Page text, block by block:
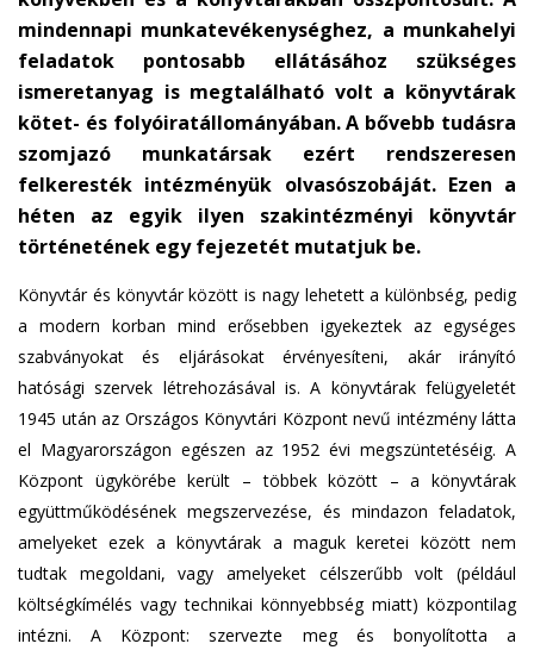
n
d
s
e
-
l
)
mindennapi munkatevékenységhez, a munkahelyi
feladatok pontosabb ellátásához szükséges
ismeretanyag is megtalálható volt a könyvtárak
kötet- és folyóiratállományában. A bővebb tudásra
szomjazó munkatársak ezért rendszeresen
felkeresték intézményük olvasószobáját. Ezen a
héten az egyik ilyen szakintézményi könyvtár
történetének egy fejezetét mutatjuk be.
Könyvtár és könyvtár között is nagy lehetett a különbség, pedig
a modern korban mind erősebben igyekeztek az egységes
szabványokat és eljárásokat érvényesíteni, akár irányító
hatósági szervek létrehozásával is. A könyvtárak felügyeletét
1945 után az Országos Könyvtári Központ nevű intézmény látta
el Magyarországon egészen az 1952 évi megszüntetéséig. A
Központ ügykörébe került – többek között – a könyvtárak
együttműködésének megszervezése, és mindazon feladatok,
amelyeket ezek a könyvtárak a maguk keretei között nem
tudtak megoldani, vagy amelyeket célszerűbb volt (például
költségkímélés vagy technikai könnyebbség miatt) központilag
intézni. A Központ: szervezte meg és bonyolította a